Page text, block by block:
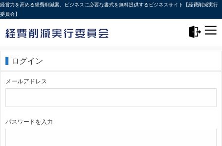
経営力を高める経費削減案、ビジネスに必要な書式を無料提供するビジネスサイト【経費削減実行
委員会】
ログイン
メールアドレス
パスワードを入力